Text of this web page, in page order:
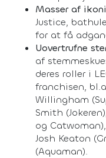
Masser af
Justice,
for at få
Uovertrufne
af
deres roller i
franchisen,
Willingham
Smith
og
Josh Keaton
(Aquaman).